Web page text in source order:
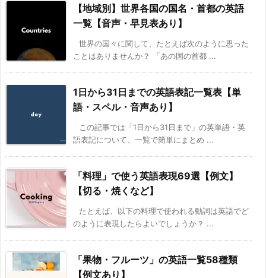
【地域別】世界各国の国名・首都の英語
一覧【音声・早見表あり】
世界の国々に関して、たとえば次のように思った
ことはありませんか？ 「あの国の首都 ...
1日から31日までの英語表記一覧表【単
語・スペル・音声あり】
この記事では「1日から31日まで」の英単語・英
語表記について、一覧で簡単にまとめ ...
「料理」で使う英語表現69選【例文】
【切る・焼くなど】
たとえば、以下の料理で使われる動詞は英語でど
のように表現したらよいでしょうか？ ...
「果物・フルーツ」の英語一覧58種類
【例文あり】